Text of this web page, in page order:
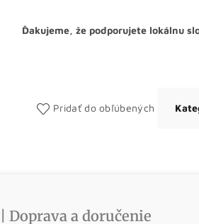
Ďakujeme, že podporujete lokálnu
Pridať do obľúbených
Doprava a doručenie